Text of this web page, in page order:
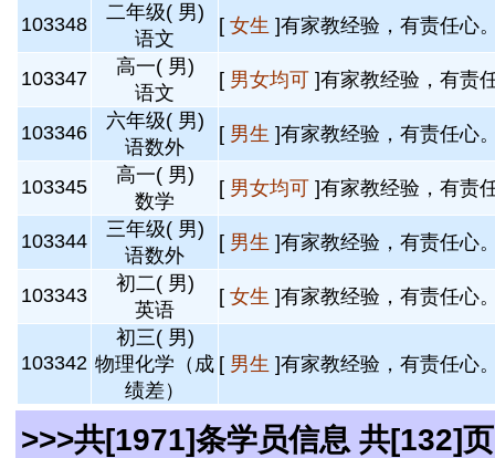
103348
二年级( 男)
语文
[ 女生 ]有家教经验，有责任心
103347
高一( 男)
语文
[ 男女均可 ]有家教经验，有责
103346
六年级( 男)
语数外
[ 男生 ]有家教经验，有责任心
103345
高一( 男)
数学
[ 男女均可 ]有家教经验，有责
103344
三年级( 男)
语数外
[ 男生 ]有家教经验，有责任心
103343
初二( 男)
英语
[ 女生 ]有家教经验，有责任心
103342
初三( 男)
物理化学（成
绩差）
[ 男生 ]有家教经验，有责任心
>>>共[1971]条学员信息 共[132]